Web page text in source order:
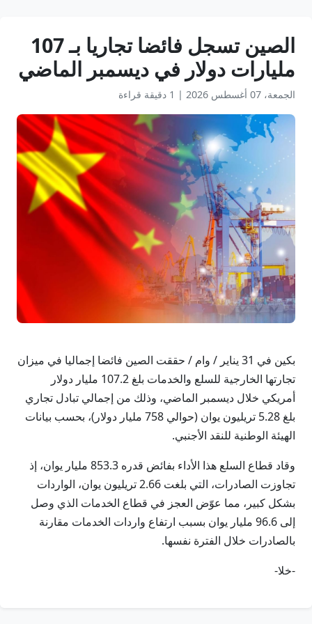
الصين تسجل فائضا تجاريا بـ 107
مليارات دولار في ديسمبر الماضي
الجمعة، 07 أغسطس 2026 | 1 دقيقة قراءة
بكين في 31 يناير / وام / حققت الصين فائضا إجماليا في ميزان
تجارتها الخارجية للسلع والخدمات بلغ 107.2 مليار دولار
أمريكي خلال ديسمبر الماضي، وذلك من إجمالي تبادل تجاري
بلغ 5.28 تريليون يوان (حوالي 758 مليار دولار)، بحسب بيانات
الهيئة الوطنية للنقد الأجنبي.
وقاد قطاع السلع هذا الأداء بفائض قدره 853.3 مليار يوان، إذ
تجاوزت الصادرات، التي بلغت 2.66 تريليون يوان، الواردات
بشكل كبير، مما عوّض العجز في قطاع الخدمات الذي وصل
إلى 96.6 مليار يوان بسبب ارتفاع واردات الخدمات مقارنة
بالصادرات خلال الفترة نفسها.
-خلا-